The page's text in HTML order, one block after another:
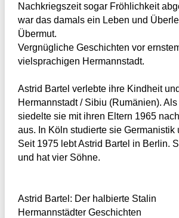
Nachkriegszeit sogar Fröhlichkeit
war das damals ein Leben und
Übermut.
Vergnügliche Geschichten vor
vielsprachigen Hermannstadt.
Astrid Bartel verlebte ihre Kindheit
Hermannstadt / Sibiu (Rumänien).
siedelte sie mit ihren Eltern 1965
aus. In Köln studierte sie Germanistik
Seit 1975 lebt Astrid Bartel in Berlin.
und hat vier Söhne.
Astrid Bartel: Der halbierte Stalin
Hermannstädter Geschichten